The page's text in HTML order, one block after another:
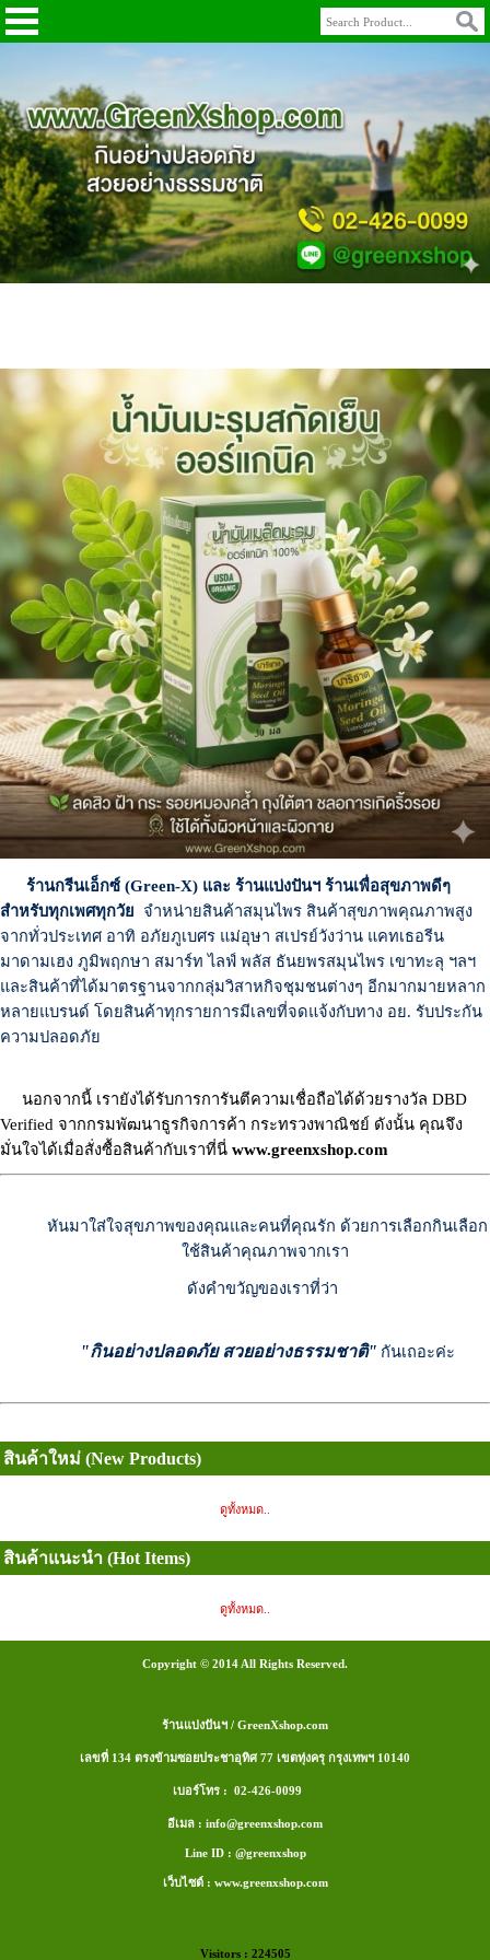
ร้านกรีนเอ็กซ์ (Green-X) และ ร้านแบ่งปันฯ ร้านเพื่อสุขภาพดีๆ
สำหรับทุกเพศทุกวัย จำหน่ายสินค้าสมุนไพร สินค้าสุขภาพคุณภาพสูง
จากทั่วประเทศ อาทิ อภัยภูเบศร แม่อุษา สเปรย์วังว่าน แคทเธอรีน
มาดามเฮง ภูมิพฤกษา สมาร์ท ไลฟ์ พลัส ธันยพรสมุนไพร เขาทะลุ ฯลฯ
และสินค้าที่ได้มาตรฐานจากกลุ่มวิสาหกิจชุมชนต่างๆ อีกมากมายหลาก
หลายแบรนด์ โดยสินค้าทุกรายการมีเลขที่จดแจ้งกับทาง อย. รับประกัน
ความปลอดภัย
นอกจากนี้ เรายังได้รับการการันตีความเชื่อถือได้ด้วยรางวัล DBD
Verified จากกรมพัฒนาธูรกิจการค้า กระทรวงพาณิชย์ ดังนั้น คุณจึง
มั่นใจได้เมื่อสั่งซื้อสินค้ากับเราที่นี่ www.greenxshop.com
หันมาใส่ใจสุขภาพของคุณและคนที่คุณรัก ด้วยการเลือกกินเลือก
ใช้สินค้าคุณภาพจากเรา
ดังคำขวัญของเราที่ว่า
"กินอย่างปลอดภัย สวยอย่างธรรมชาติ" กันเถอะค่ะ
สินค้าใหม่ (New Products)
ดูทั้งหมด..
สินค้าแนะนำ (Hot Items)
ดูทั้งหมด..
Copyright © 2014 All Rights Reserved.
ร้านแบ่งปันฯ / GreenXshop.com
เลขที่ 134 ตรงข้ามซอยประชาอุทิศ 77 เขตทุ่งครุ กรุงเทพฯ 10140
เบอร์โทร : 02-426-0099
อีเมล : info@greenxshop.com
Line ID : @greenxshop
เว็บไซต์ : www.greenxshop.com
Visitors : 224505